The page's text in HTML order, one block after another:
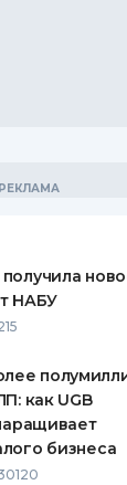
НАБУ
как UGB
бизнеса